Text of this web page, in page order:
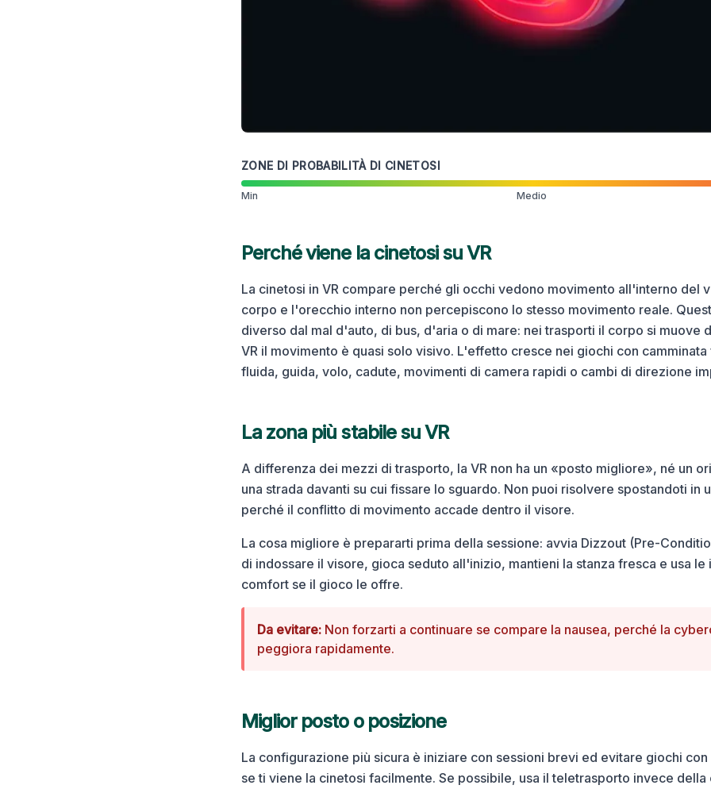
ZONE DI PROBABILITÀ DI CINETOSI
Min Medio
Perché viene la cinetosi suVR
La cinetosi in VR compare perché gli occhi vedono movimento all'interno del
corpo e l'orecchio interno non percepiscono lo stesso movimento reale.
diverso dal mal d'auto, di bus, d'aria o di mare: nei trasporti il corpo si muove
VR il movimento è quasi solo visivo. L'effetto cresce nei giochi con
fluida, guida, volo, cadute, movimenti di camera rapidi o cambi di direzione
La zona più stabile suVR
A differenza dei mezzi di trasporto, la VR non ha un «posto migliore», né un
una strada davanti su cui fissare lo sguardo. Non puoi risolvere spostandoti in
perché il conflitto di movimento accade dentro il visore.
La cosa migliore è prepararti prima della sessione: avvia Dizzout (Pre-
di indossare il visore, gioca seduto all'inizio, mantieni la stanza fresca e usa le
comfort se il gioco le offre.
Da evitare: Non forzarti a continuare se compare la nausea, perché la
peggiora rapidamente.
Miglior posto o posizione
La configurazione più sicura è iniziare con sessioni brevi ed evitare giochi
se ti viene la cinetosi facilmente. Se possibile, usa il teletrasporto invece della